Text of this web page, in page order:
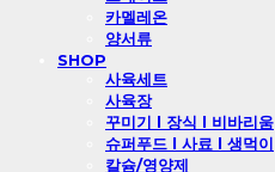
카멜레온
양서류
SHOP
사육세트
사육장
꾸미기 l 장식 l 비바리움
슈퍼푸드 l 사료 l 생먹이
칼슘/영양제